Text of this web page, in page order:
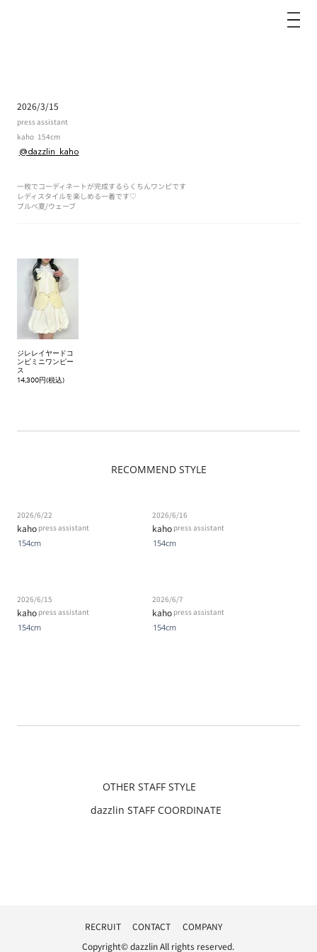
2026/3/15
press assistant
kaho 154cm
@dazzlin_kaho
ブルべ夏/ウェーブ
一枚でコーディネートが完成するらくちんワンピです
レディスタイルを楽しめる一着です♡
ジレレイヤードコ
ンビミニワンピー
ス
14,300円(税込)
RECOMMEND STYLE
kaho press assistant
2026/6/22
154cm
kaho press assistant
2026/6/16
154cm
kaho press assistant
2026/6/15
154cm
kaho press assistant
2026/6/7
154cm
OTHER STAFF STYLE
dazzlin STAFF COORDINATE
RECRUIT COMPANY
CONTACT
Copyright© dazzlin All rights reserved.